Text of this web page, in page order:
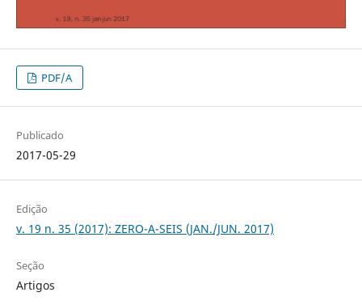
PDF/A
Publicado
2017-05-29
Edição
v. 19 n. 35 (2017): ZERO-A-SEIS (JAN./JUN. 2017)
Seção
Artigos